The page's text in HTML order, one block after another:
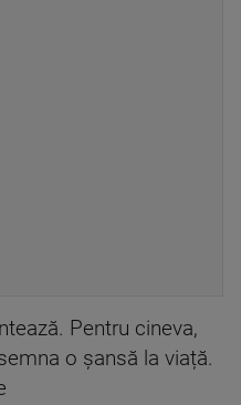
Pentru cineva,
o șansă la viață.